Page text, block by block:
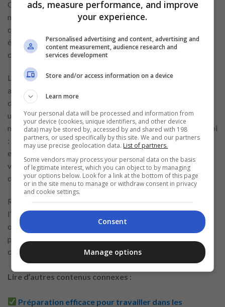
Curriculum_Vitae_Prenom_Nom.pdf ». Évitez les formats
modifiables comme .doc. Une présentation professionnelle,
qu’elle soit numérique ou papier, est souvent le premier
élément qui distingue votre profil de celui des autres
candidats.
Les grandes entreprises utilisent souvent des systèmes de tri
automatique (ATS) pour filtrer les curriculum vitae. Afin
d’éviter que votre document ne soit rejeté automatiquement,
utilisez un format simple, sans tableaux, images ou colonnes
multiples. Reprenez les mots-clés utilisés dans l’offre d’emploi
: « manutention », « réassort », « réception de marchandises »,
etc. Ces termes augmentent la visibilité de votre curriculum
vitae dans les logiciels de sélection, ce qui peut ensuite
déboucher sur une lecture par un recruteur humain.
Relisez attentivement votre curriculum vitae avant de
l’envoyer. Les fautes d’orthographe ou de grammaire, les
oublis ou les données obsolètes nuisent à votre image
professionnelle. N’hésitez pas à demander à une personne de
confiance de le relire.
Lire d’autres contenus connexes :
Préparation efficace pour travailler dans les
ads, measure performance, and improve
your experience.
Personalised advertising and content, advertising and
content measurement, audience research and
services development
Store and/or access information on a device
Learn more
Your personal data will be processed and information from
your device (cookies, unique identifiers, and other device
data) may be stored by, accessed by and shared with 198
partners, or used specifically by this site. We and our partners
may use precise geolocation data. List of partners.
Some vendors may process your personal data on the basis
of legitimate interest, which you can object to by managing
your options below. Look for a link at the bottom of this page
or in the site menu to manage or withdraw consent in privacy
and cookie settings.
Consent
Manage options